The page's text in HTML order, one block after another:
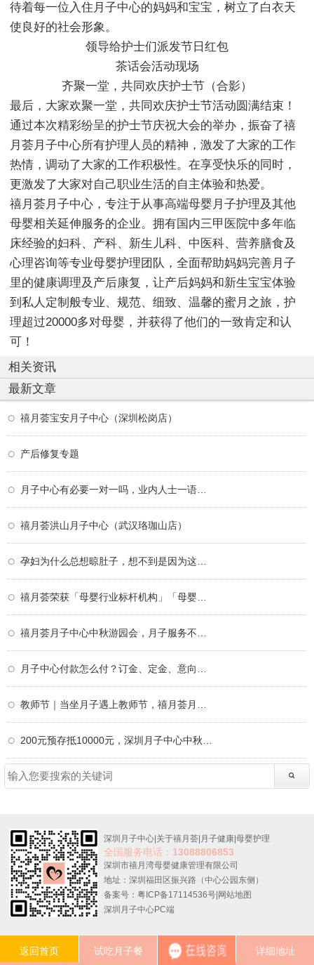
待着每一位入住月子中心的妈妈和宝宝，树立了白衣天
使良好的社会形象。
领导给护士们派发节日红包
茶话会活动现场
齐聚一堂，共同欢庆护士节（合影）
最后，大家欢聚一堂，共同欢庆护士节活动圆满结束！
通过本次精彩纷呈的护士节庆祝大会的举办，振奋了禧
月荟月子中心所有护理人员的精神，激发了大家的工作
热情，调动了大家的工作积极性。在享受快乐的同时，
更激发了大家对自己职业生活的自主体验和热爱。
禧月荟月子中心，专注于从事高端母婴月子护理及其他
母婴相关延伸服务的企业。拥有国内三甲医院中多年临
床经验的妇科、产科、新生儿科、中医科、营养膳食及
心理咨询等专业母婴护理团队，全面帮助妈妈完善月子
里的健康调理及产后康复，让产后妈妈和新生宝宝体验
到私人定制般专业、规范、细致、温馨的蜜月之旅，护
理超过20000多对母婴，并获得了他们的一致肯定和认
可！
相关资讯
最新文章
禧月荟宝安月子中心（深圳松岗店）
产后修复专题
月子中心有必要一对一吗，业内人士一语道破
禧月荟洪山月子中心（武汉珞珈山店）
孕妇为什么总想晾肚子，想不到是因为这个！
禧月荟荣获「母婴行业标杆机构」「母婴行业
禧月荟月子中心中秋游园会，月子服务不仅仅
月子中心付款怎么付？订金、定金、意向金、
教师节｜当坐月子遇上教师节，禧月荟月子中
200元预存抵10000元，深圳月子中心中秋限定
深圳月子中心|关于禧月荟| 月子健康|母婴护理
全国服务电话： 13088806853
深圳市禧月湾母婴健康管理有限公司
地址：深圳福田区振兴路（中心公园东侧）
备案号：粤ICP备17114536号|网站地图
深圳月子中心PC端
返回首页 试吃月子餐 详细地址